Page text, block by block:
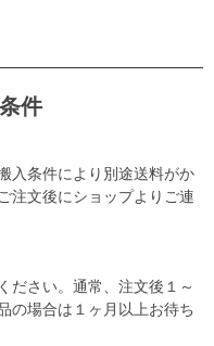
件
入条件により別途送料がか
注文後にショップよりご連
ださい。通常、注文後１～
の場合は１ヶ月以上お待ち